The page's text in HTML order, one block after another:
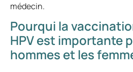
médecin.
Pourqui la
HPV est importante
hommes et les